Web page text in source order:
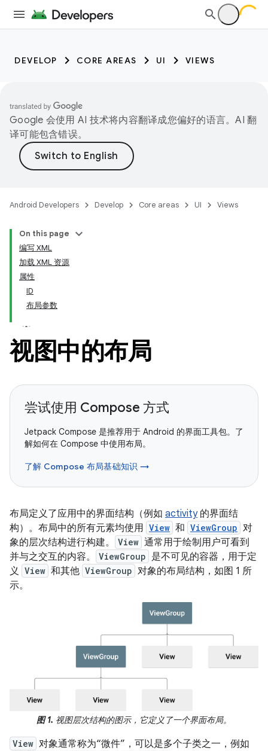
DEVELOP CORE AREAS UI VIEWS
Google 会使用 AI 技术将内容翻译成您偏好的语言。AI 翻
译可能包含错误。
Android Developers Develop Core areas UI Views
On this page
编写 XML
加载 XML 资源
属性
ID
布局参数
视图中的布局
尝试使用 Compose 方式
Jetpack Compose 是推荐用于 Android 的界面工具包。了
解如何在 Compose 中使用布局。
了解 Compose 布局基础知识 →
布局定义了应用中的界面结构（例如 activity的界面结
构）。布局中的所有元素均使用 View 和 ViewGroup 对
象的层次结构进行构建。
View 通常用于绘制用户可看到
并与之交互的内容。
ViewGroup 是不可见的容器，用于定
义 View 和其他 ViewGroup 对象的布局结构，如图 1 所
示。
图 1. 视图层次结构的图示，它定义了一个界面布局。
View 对象通常称为“微件”，可以是多个子类之一，例如